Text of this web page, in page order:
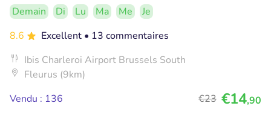
Demain Di Lu Ma Me
Je
8.6
Excellent • 13 commentaires
Ibis Charleroi Airport Brussels South
Fleurus (9km)
Vendu : 136
€23 €14,90